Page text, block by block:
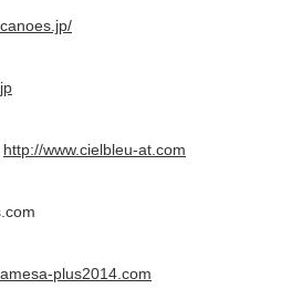
http://www.cielbleu-at.com
plus2014.com